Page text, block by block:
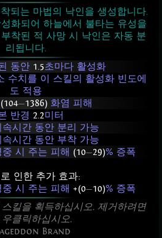
되는 마법의 낙인을 생성합니다.
화되어 하늘에서 불타는 유성을
착된 적 사망 시 낙인은 자동 분
리됩니다.
동안 1.5초마다 활성화
수치를 이 스킬의 활성화 빈도에
도 적용
(104—1386) 화염 피해
반경 2.2미터
시간 동안 분리 가능
속시간 동안 부착 가능
시 주는 피해 (10—29)% 증폭
인한 추가 효과:
시 주는 피해 +(0—10)% 증폭
킬을 획득하십시오. 제거하려면
우클릭하십시오.
Brand